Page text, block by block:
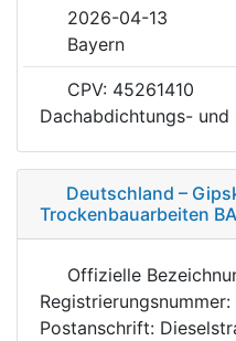
2026-04-13
Bayern
CPV: 45261410
Dachabdichtungs-
Deutschland –
Trockenbauarbeiten
Offizielle
Registrierungsnummer:
Postanschrift: